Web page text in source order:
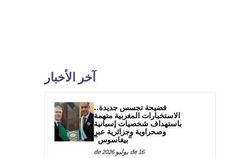
آخر الأخبار
فضيحة تجسس جديدة..
الاستخبارات المغربية متهمة
باستهداف شخصيات إسبانية
وصحراوية وجزائرية عبر
“بيغاسوس”
16 de يوليو de 2026